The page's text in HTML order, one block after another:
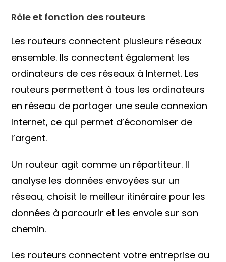
Rôle et fonction des routeurs
Les routeurs connectent plusieurs réseaux
ensemble. Ils connectent également les
ordinateurs de ces réseaux à Internet. Les
routeurs permettent à tous les ordinateurs
en réseau de partager une seule connexion
Internet, ce qui permet d’économiser de
l’argent.
Un routeur agit comme un répartiteur. Il
analyse les données envoyées sur un
réseau, choisit le meilleur itinéraire pour les
données à parcourir et les envoie sur son
chemin.
Les routeurs connectent votre entreprise au